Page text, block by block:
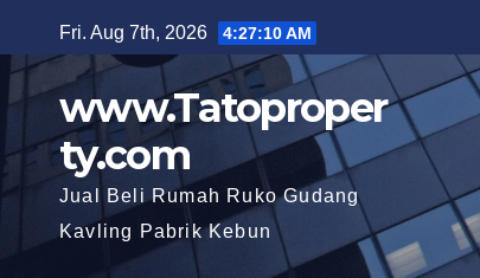
to
content
Fri. Aug 7th, 2026 4:27:12 AM
www.Tatoproper
ty.com
Jual Beli Rumah Ruko Gudang
Kavling Pabrik Kebun